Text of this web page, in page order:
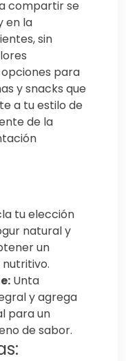
compartir se
en la
sin
para
y snacks que
a tu estilo de
de la
tu elección
natural y
un
Unta
y agrega
para un
de sabor.